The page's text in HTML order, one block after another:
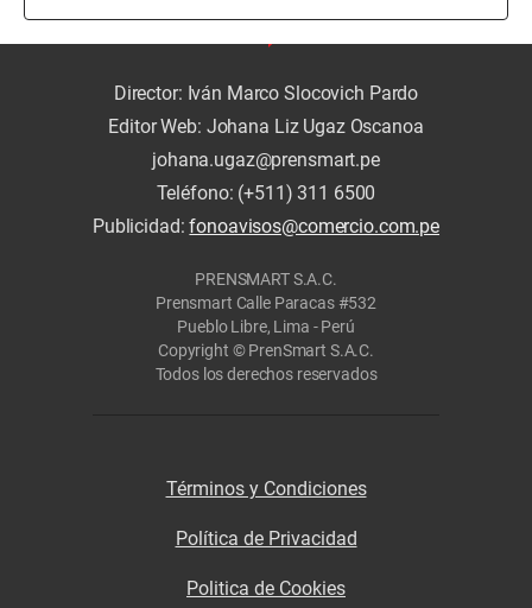
Director: Iván Marco Slocovich Pardo
Editor Web: Johana Liz Ugaz Oscanoa
johana.ugaz@prensmart.pe
Teléfono: (+511) 311 6500
Publicidad:fonoavisos@comercio.com.pe
PRENSMART S.A.C.
Prensmart Calle Paracas #532
Pueblo Libre, Lima - Perú
Copyright © PrenSmart S.A.C.
Todos los derechos reservados
Términos y Condiciones
Política de Privacidad
Politica de Cookies